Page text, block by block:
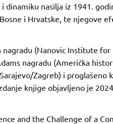
dinamiku nasilja iz 1941.
i Hrvatske, te njegove
(Nanovic Institute for
nagradu (Američka
Zagreb) i proglašeno
knjige objavljeno je
and the Challenge of a